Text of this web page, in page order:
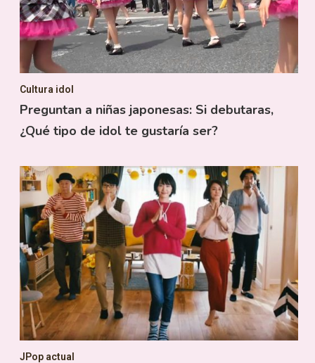
Cultura idol
Preguntan a niñas japonesas: Si debutaras,
¿Qué tipo de idol te gustaría ser?
JPop actual